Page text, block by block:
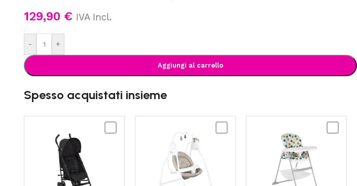
129,90 € IVA Incl.
- +
Aggiungi al carrello
Spesso acquistati insieme